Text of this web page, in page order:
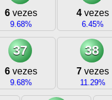
6 vezes
9.68%
4vezes
6.45%
37
6 vezes
9.68%
38
7vezes
11.29%